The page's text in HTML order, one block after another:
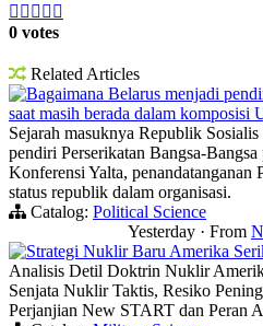
    
0 votes
Related Articles
Bagaimana Belarus menjadi
saat masih berada dalam komposisi
Sejarah masuknya Republik
pendiri Perserikatan Bangsa-Bangsa
Konferensi Yalta, penandatanganan
status republik dalam organisasi.
Catalog: Political Science
Yesterday · From
Strategi Nuklir Baru Amerika
Analisis Detil Doktrin Nuklir
Senjata Nuklir Taktis, Resiko
Perjanjian New START dan Peran